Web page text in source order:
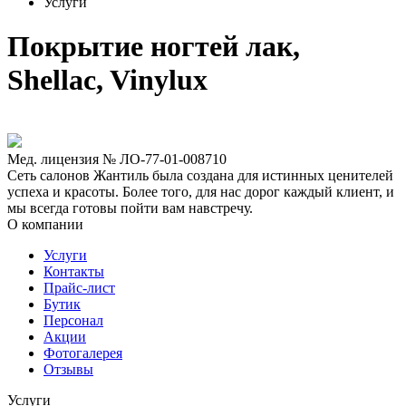
Покрытие ногтей лак,
Shellac, Vinylux
Мед. лицензия № ЛО-77-01-008710
Сеть салонов Жантиль была создана для истинных ценителей
успеха и красоты. Более того, для нас дорог каждый клиент, и
мы всегда готовы пойти вам навстречу.
О компании
Услуги
Контакты
Прайс-лист
Бутик
Персонал
Акции
Фотогалерея
Отзывы
Услуги